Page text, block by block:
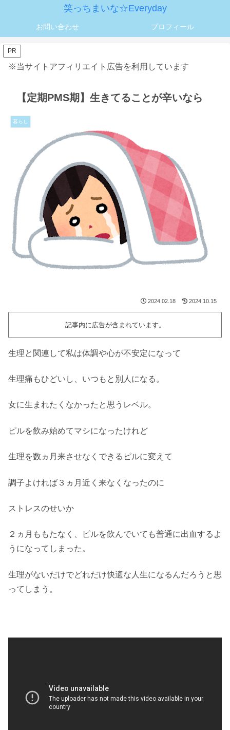
笑っちまいな☆Everyday
お問い合わせ プロフィール
PR
※当サイトアフィリエイト広告を利用しています
【定期PMS期】生きてることが辛いなら
暮らし
2024.02.18 2024.10.15
記事内に広告が含まれています。
生理と関連して私は体調や心が不安定になって
生理痛もひどいし、いつもと別人になる。
女に生まれたくなかったと思うレベル。
ピルを飲み始めてマシになったけれど
生理を数ヵ月来させなくできるピルに変えて
調子よければ３ヵ月近く来なくなったのに
ストレスのせいか
２ヵ月ももたなく、ピルを飲んでいても普通に出血するよ
うになってしまった。
生理がないだけでどれだけ快適な人生になるんだろうと思
ってしまう。